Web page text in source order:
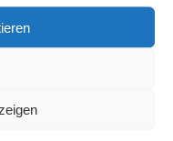
Juni statt. The Curbside
Justin Nova. Hey
links: DRK, Karlsruhe